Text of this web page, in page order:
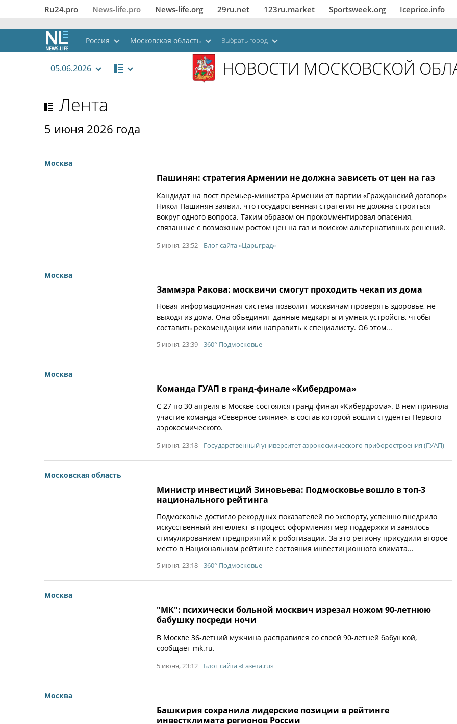
Ru24.pro News‑life.pro News‑life.org 29ru.net 123ru.market Sportsweek.org Iceprice.info
Россия Московская область Выбрать город
05.06.2026 НОВОСТИ МОСКОВСКОЙ
Лента
5 июня 2026 года
Москва
Пашинян: стратегия Армении не должна зависеть от цен на газ
Кандидат на пост премьер-министра Армении от партии «Гражданский договор»
Никол Пашинян заявил, что государственная стратегия не должна строиться
вокруг одного вопроса. Таким образом он прокомментировал опасения,
связанные с возможным ростом цен на газ и поиском альтернативных решений.
5 июня, 23:52 Блог сайта «Царьград»
Москва
Заммэра Ракова: москвичи смогут проходить чекап из дома
Новая информационная система позволит москвичам проверять здоровье, не
выходя из дома. Она объединит данные медкарты и умных устройств, чтобы
составить рекомендации или направить к специалисту. Об этом...
5 июня, 23:39 360° Подмосковье
Москва
Команда ГУАП в гранд-финале «Кибердрома»
С 27 по 30 апреля в Москве состоялся гранд-финал «Кибердрома». В нем приняла
участие команда «Северное сияние», в состав которой вошли студенты Первого
аэрокосмического.
5 июня, 23:18 Государственный университет аэрокосмического приборостроения (ГУАП)
Московская область
Министр инвестиций Зиновьева: Подмосковье вошло в топ-3
национального рейтинга
Подмосковье достигло рекордных показателей по экспорту, успешно внедрило
искусственный интеллект в процесс оформления мер поддержки и занялось
стимулированием предприятий к роботизации. За это региону присудили второе
место в Национальном рейтинге состояния инвестиционного климата...
5 июня, 23:18 360° Подмосковье
Москва
"МК": психически больной москвич изрезал ножом 90-летнюю
бабушку посреди ночи
В Москве 36-летний мужчина расправился со своей 90-летней бабушкой,
сообщает mk.ru.
5 июня, 23:12 Блог сайта «Газета.ru»
Москва
Башкирия сохранила лидерские позиции в рейтинге
инвестклимата регионов России